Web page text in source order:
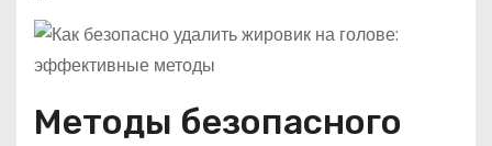
Методы безопасного